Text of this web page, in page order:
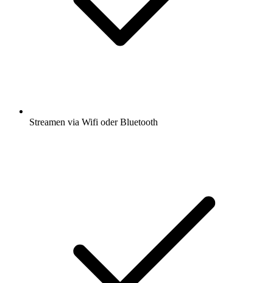
Streamen via Wifi oder Bluetooth